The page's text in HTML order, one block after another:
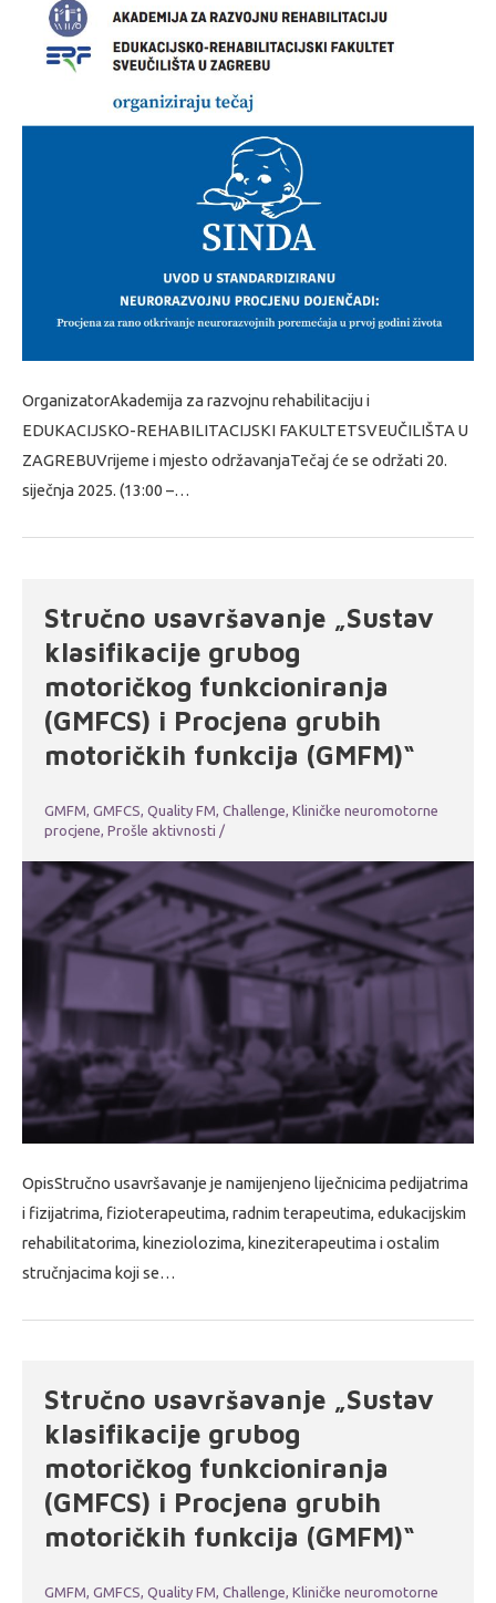
OrganizatorAkademija za razvojnu rehabilitaciju i
EDUKACIJSKO-REHABILITACIJSKI FAKULTETSVEUČILIŠTA U
ZAGREBUVrijeme i mjesto održavanjaTečaj će se održati 20.
siječnja 2025. (13:00 –…
Stručno usavršavanje „Sustav
klasifikacije grubog
motoričkog funkcioniranja
(GMFCS) i Procjena grubih
motoričkih funkcija (GMFM)“
GMFM, GMFCS, Quality FM, Challenge Kliničke neuromotorne
procjene Prošle aktivnosti /
OpisStručno usavršavanje je namijenjeno liječnicima pedijatrima
i fizijatrima, fizioterapeutima, radnim terapeutima, edukacijskim
rehabilitatorima, kineziolozima, kineziterapeutima i ostalim
stručnjacima koji se…
Stručno usavršavanje „Sustav
klasifikacije grubog
motoričkog funkcioniranja
(GMFCS) i Procjena grubih
motoričkih funkcija (GMFM)“
GMFM, GMFCS, Quality FM, Challenge, Kliničke neuromotorne